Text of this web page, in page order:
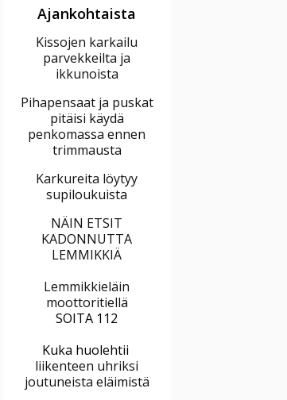
Ajankohtaista
Kissojen karkailu
parvekkeilta ja
ikkunoista
Pihapensaat ja puskat
pitäisi käydä
penkomassa ennen
trimmausta
Karkureita löytyy
supiloukuista
NÄIN ETSIT
KADONNUTTA
LEMMIKKIÄ
Lemmikkieläin
moottoritiellä
SOITA 112
Kuka huolehtii
liikenteen uhriksi
joutuneista eläimistä